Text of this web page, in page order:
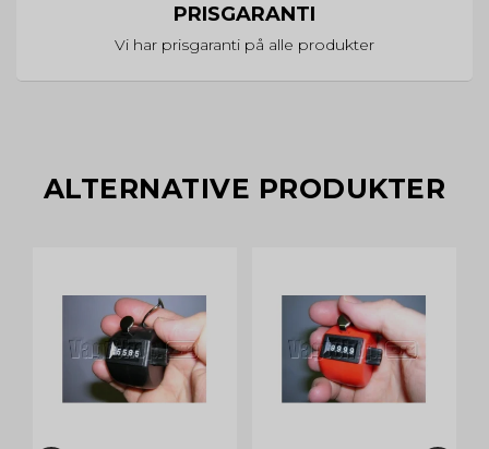
PRISGARANTI
Vi har prisgaranti på alle produkter
ALTERNATIVE PRODUKTER